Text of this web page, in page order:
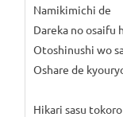
Namikimichi de
Dareka no osaifu
Otoshinushi wo
Oshare de
Hikari sasu tokoro